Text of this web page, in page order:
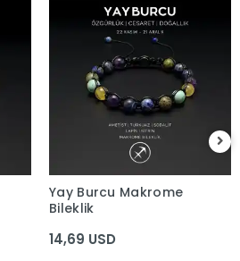
Yay Burcu Makrome
Bileklik
14,69 USD